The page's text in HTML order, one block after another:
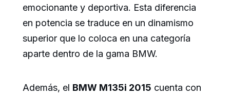
emocionante y deportiva. Esta diferencia
en potencia se traduce en un dinamismo
superior que lo coloca en una categoría
aparte dentro de la gama BMW.
Además, el BMW M135i 2015 cuenta con